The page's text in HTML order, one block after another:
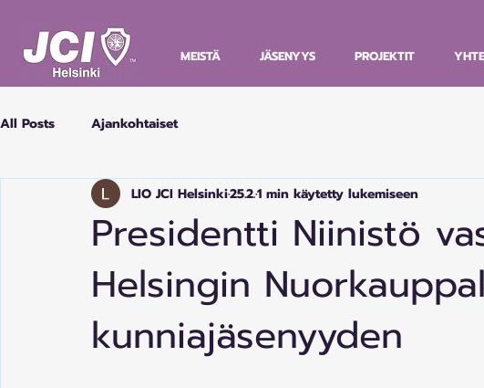
MEISTÄ JÄSENYYS PROJEKTIT
All Posts Ajankohtaiset
Presidentti Niinistö
Helsingin
kunniajäsenyyden
LIO JCI Helsinki25.2.1 min käytetty lukemiseen